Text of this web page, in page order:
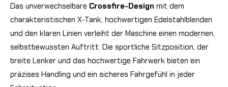
Das unverwechselbare Crossfire-Design mit dem
charakteristischen X-Tank, hochwertigen Edelstahlblenden
und den klaren Linien verleiht der Maschine einen modernen,
selbstbewussten Auftritt. Die sportliche Sitzposition, der
breite Lenker und das hochwertige Fahrwerk bieten ein
präzises Handling und ein sicheres Fahrgefühl in jeder